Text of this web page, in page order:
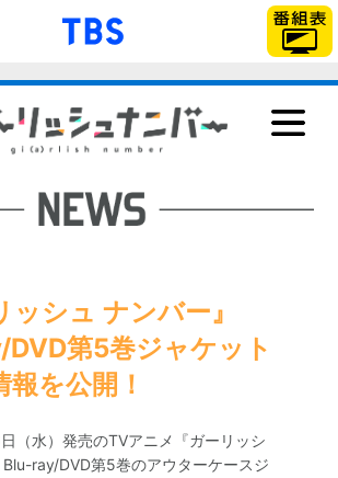
「TBSテレビ」トップ
NEWS
ONAIR
STAFF＆CAST
Blu-ray＆DVD
GOODS
BOOK
ッシュ ナンバー』
第5巻ジャケット
報を公開！
（水）発売のTVアニメ『ガーリッシ
Blu-ray/DVD第5巻のアウターケースジ